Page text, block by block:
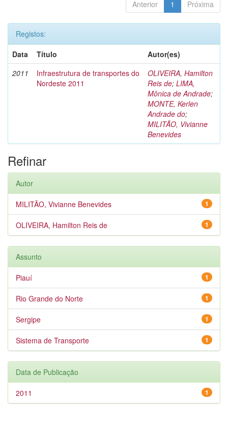
Anterior 1 Próxima
Registos:
Data
Título
Autor(es)
2011
Infraestrutura de transportes do
Nordeste 2011
OLIVEIRA, Hamilton
Reis de; LIMA,
Mônica de Andrade;
MONTE, Kerlen
Andrade do;
MILITÃO, Vivianne
Benevides
Refinar
Autor
1
MILITÃO, Vivianne Benevides
1
OLIVEIRA, Hamilton Reis de
Assunto
1
Piauí
1
Rio Grande do Norte
1
Sergipe
1
Sistema de Transporte
Data de Publicação
1
2011